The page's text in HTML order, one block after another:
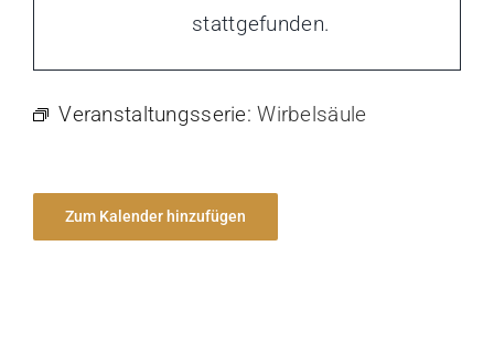
stattgefunden.
Veranstaltungsserie:Wirbelsäule
Zum Kalender hinzufügen